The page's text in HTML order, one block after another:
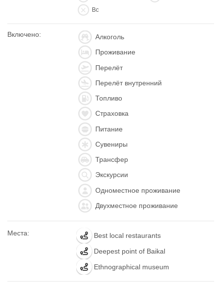
Вс
Включено:
Алкоголь
Проживание
Перелёт
Перелёт внутренний
Топливо
Страховка
Питание
Сувениры
Трансфер
Экскурсии
Одноместное проживание
Двухместное проживание
Места:
Best local restaurants
Deepest point of Baikal
Ethnographical museum